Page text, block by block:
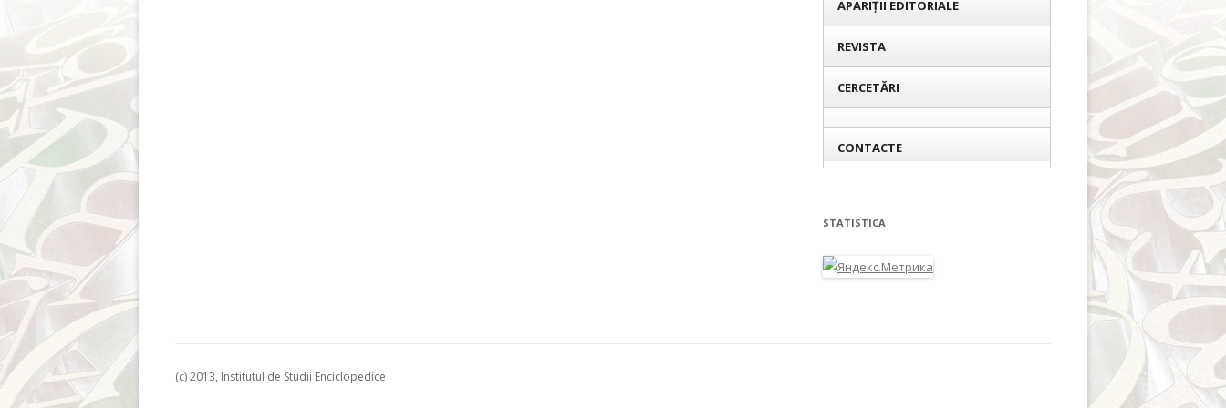
APARIȚII EDITORIALE
REVISTA
CERCETĂRI
CONTACTE
STATISTICA
(c) 2013, Institutul de Studii Enciclopedice